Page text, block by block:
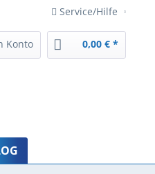
Service/Hilfe
Konto 0,00 € *